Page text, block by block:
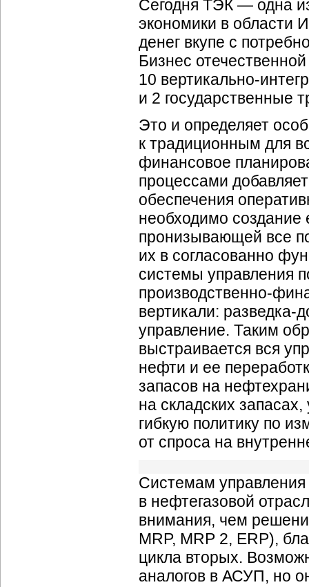
Сегодня ТЭК — одна
экономики в области
денег вкупе с
Бизнес
10 вертикально-
и 2 государственные
Это и определяет
к традиционным для
финансовое
процессами
обеспечения
необходимо
пронизывающей все
их в согласованно
системы управления
производственно-
вертикали: разведка-
управление. Таким
выстраивается вся
нефти и ее
запасов на
на складских
гибкую политику по
от спроса на
Системам
в нефтегазовой
внимания, чем
MRP, MRP 2, ERP),
цикла вторых.
аналогов в АСУП, но